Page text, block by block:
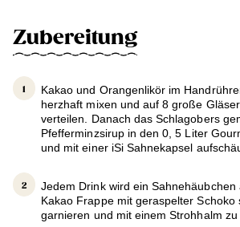
Zubereitung
Kakao und Orangenlikör im
herzhaft mixen und auf 8 große
verteilen. Danach das Schlagobers
Pfefferminzsirup in den 0, 5 Liter
und mit einer iSi Sahnekapsel
Jedem Drink wird ein Sahnehäubchen
Kakao Frappe mit geraspelter Schoko
garnieren und mit einem Strohhalm zu